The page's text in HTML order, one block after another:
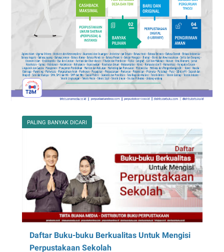
PALING BANYAK DICARI
Daftar Buku-buku Berkualitas Untuk Mengisi
Perpustakaan Sekolah